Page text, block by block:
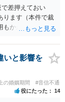
差押えておい
ります（本件で裁
もかかりますし、
ましょう。
いと影響を
の婚姻期間 #音信不通
役にたった 14